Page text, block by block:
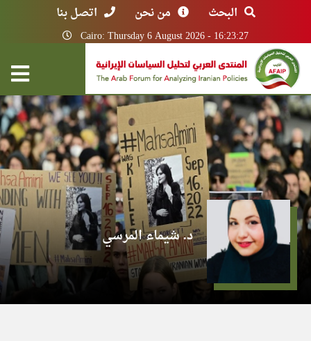
البحث من نحن اتصل بنا
Cairo: Thursday 6 August 2026 - 16:23:27
د. شيماء المرسي